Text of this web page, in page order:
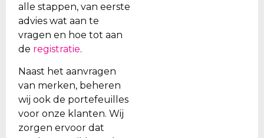
alle stappen, van eerste
advies wat aan te
vragen en hoe tot aan
de registratie.
Naast het aanvragen
van merken, beheren
wij ook de portefeuilles
voor onze klanten. Wij
zorgen ervoor dat